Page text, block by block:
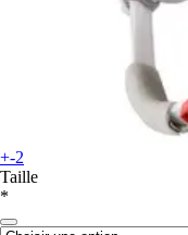
+-2
Taille
*